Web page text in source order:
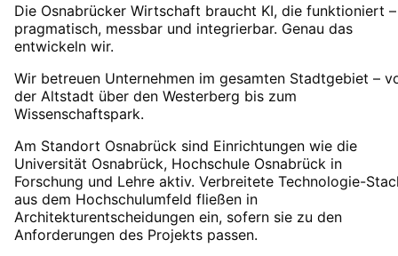
Die Osnabrücker Wirtschaft braucht KI, die funktioniert –
pragmatisch, messbar und integrierbar. Genau das
entwickeln wir.
Wir betreuen Unternehmen im gesamten Stadtgebiet –
der Altstadt über den Westerberg bis zum
Wissenschaftspark.
Am Standort Osnabrück sind Einrichtungen wie die
Universität Osnabrück, Hochschule Osnabrück in
Forschung und Lehre aktiv. Verbreitete Technologie-
aus dem Hochschulumfeld fließen in
Architekturentscheidungen ein, sofern sie zu den
Anforderungen des Projekts passen.